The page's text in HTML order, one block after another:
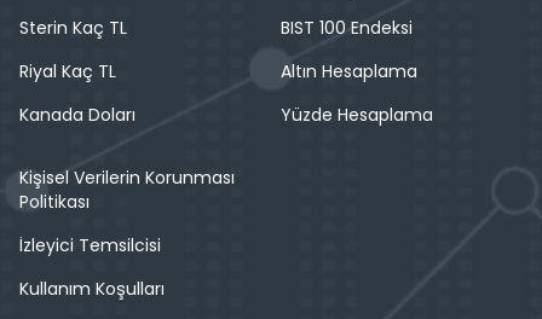
Sterin Kaç TL
Riyal Kaç TL
Kanada Doları
BIST 100 Endeksi
Altın Hesaplama
Yüzde Hesaplama
Kişisel Verilerin Korunması
Politikası
İzleyici Temsilcisi
Kullanım Koşulları